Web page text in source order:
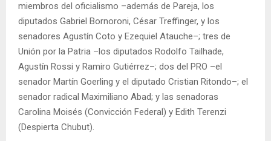
miembros del oficialismo –además de Pareja, los
diputados Gabriel Bornoroni, César Treffinger, y los
senadores Agustín Coto y Ezequiel Atauche–; tres de
Unión por la Patria –los diputados Rodolfo Tailhade,
Agustín Rossi y Ramiro Gutiérrez–; dos del PRO –el
senador Martín Goerling y el diputado Cristian Ritondo–; el
senador radical Maximiliano Abad; y las senadoras
Carolina Moisés (Convicción Federal) y Edith Terenzi
(Despierta Chubut).